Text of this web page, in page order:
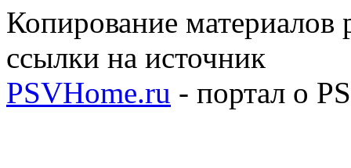
Копирование материалов
ссылки на источник
PSVHome.ru - портал о